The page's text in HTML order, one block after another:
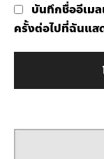
บันทึกชื่ออีเมล
ครั้งต่อไปที่ฉันแส